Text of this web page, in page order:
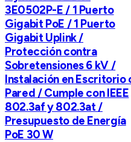
3E0502P-E / 1 Puerto
Gigabit PoE / 1 Puerto
Gigabit Uplink /
Protección contra
Sobretensiones 6 kV /
Instalación en Escritorio
Pared / Cumple con IEEE
802.3af y 802.3at /
Presupuesto de Energía
PoE 30 W